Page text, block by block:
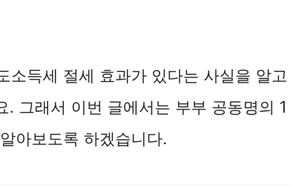
소득세 절세 효과가 있다는 사실을 알고
그래서 이번 글에서는 부부 공동명의 1
아보도록 하겠습니다.